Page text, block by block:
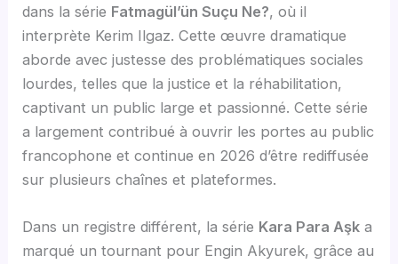
dans la série Fatmagül’ün Suçu Ne?, où il
interprète Kerim Ilgaz. Cette œuvre dramatique
aborde avec justesse des problématiques sociales
lourdes, telles que la justice et la réhabilitation,
captivant un public large et passionné. Cette série
a largement contribué à ouvrir les portes au public
francophone et continue en 2026 d’être rediffusée
sur plusieurs chaînes et plateformes.
Dans un registre différent, la série Kara Para Aşk a
marqué un tournant pour Engin Akyurek, grâce au